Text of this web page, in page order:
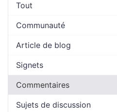
Tout
Communauté
Article de blog
Signets
Commentaires
Sujets de discussion